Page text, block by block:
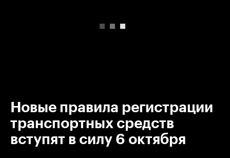
Новые правила регистрации
транспортных средств
вступят в силу 6 октября